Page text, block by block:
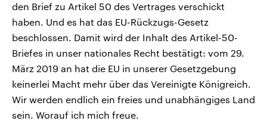
den Brief zu Artikel 50 des Vertrages verschickt
haben. Und es hat das EU-Rückzugs-Gesetz
beschlossen. Damit wird der Inhalt des Artikel-50-
Briefes in unser nationales Recht bestätigt: vom 29.
März 2019 an hat die EU in unserer Gesetzgebung
keinerlei Macht mehr über das Vereinigte Königreich.
Wir werden endlich ein freies und unabhängiges Land
sein. Worauf ich mich freue.